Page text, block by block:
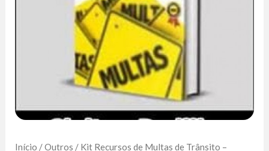
Início /Outros / Kit Recursos de Multas de Trânsito –